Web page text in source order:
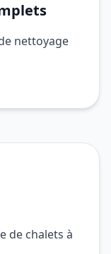
nettoyage
de chalets à